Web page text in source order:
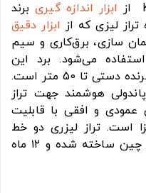
ابزار اندازه گیریبرند
ابزار دقیق
سازی، برق‌کاری و سیم
می‌شود. برد این
دستگاه 10 متر و با استفاده از گیرنده دستی تا 50 متر است.
هوشمند جهت تراز
عمودی و افقی با قابلیت
است. تراز لیزری دو خط
کنزاکس مدل KLL-3180 در کشور چین ساخته شده و ۱۲ ماه